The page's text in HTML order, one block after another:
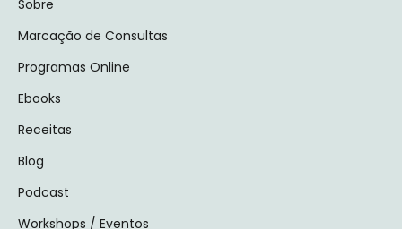
Sobre
Marcação de Consultas
Programas Online
Ebooks
Receitas
Blog
Podcast
Workshops / Eventos